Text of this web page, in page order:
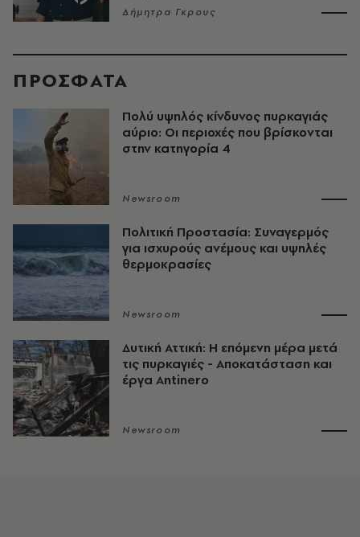
Δήμητρα Γκρους
ΠΡΟΣΦΑΤΑ
Πολύ υψηλός κίνδυνος πυρκαγιάς
αύριο: Οι περιοχές που βρίσκονται
στην κατηγορία 4
Newsroom
Πολιτική Προστασία: Συναγερμός
για ισχυρούς ανέμους και υψηλές
θερμοκρασίες
Newsroom
Δυτική Αττική: Η επόμενη μέρα μετά
τις πυρκαγιές - Αποκατάσταση και
έργα Antinero
Newsroom